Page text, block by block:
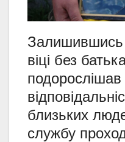
Залишившись
віці без
подорослішав
близьких
службу